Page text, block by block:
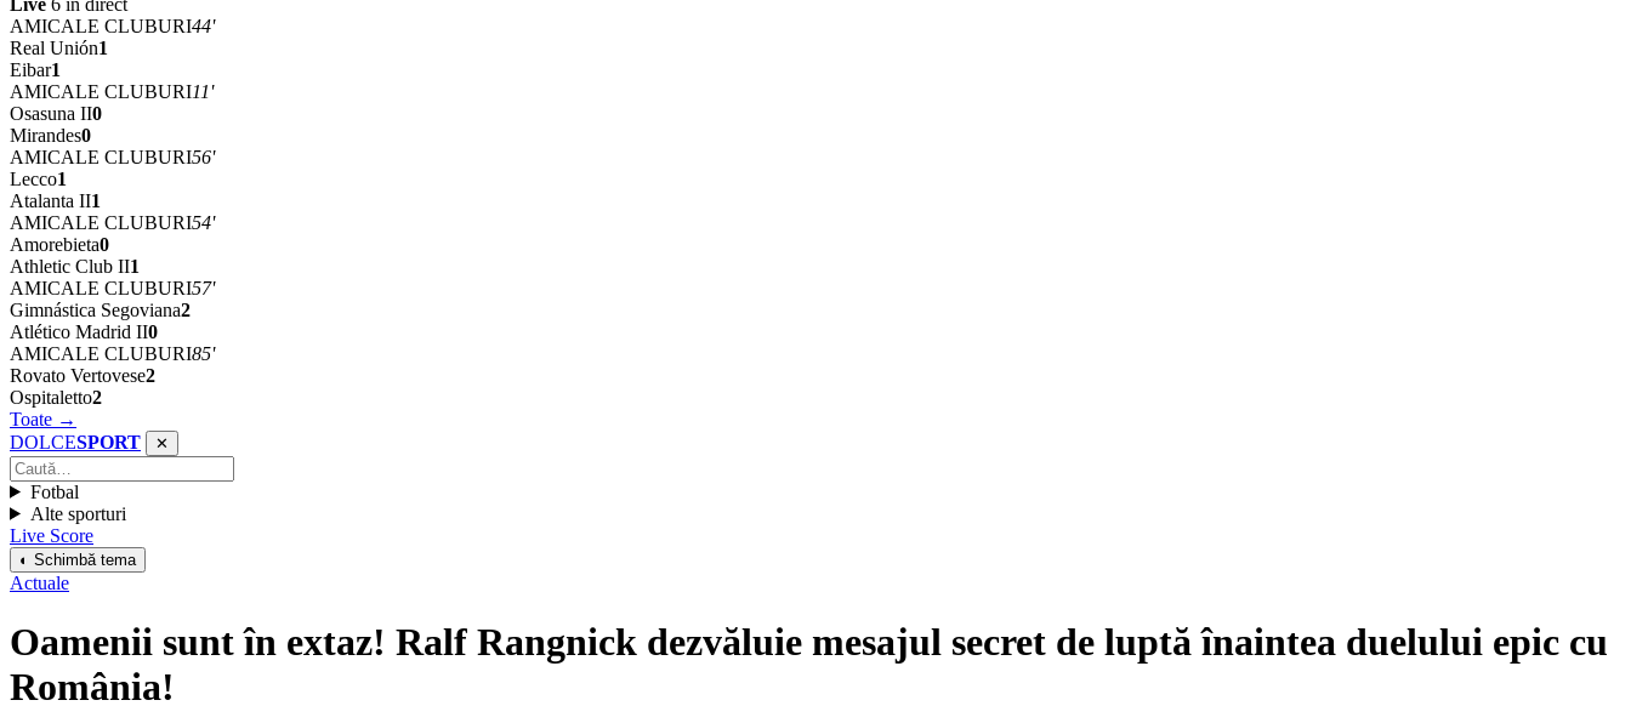
AMICALE CLUBURI44'
Real Unión1
Eibar1
AMICALE CLUBURI11'
Osasuna II0
Mirandes0
AMICALE CLUBURI56'
Lecco1
Atalanta II1
AMICALE CLUBURI54'
Amorebieta0
Athletic Club II1
AMICALE CLUBURI57'
Gimnástica Segoviana2
Atlético Madrid II0
AMICALE CLUBURI85'
Rovato Vertovese2
Ospitaletto2
Toate →
DOLCESPORT ✕
Fotbal
Alte sporturi
Live Score
◐ Schimbă tema
Actuale
Oamenii sunt în extaz! Ralf Rangnick dezvăluie mesajul secret de luptă înaintea duelului epic cu
România!